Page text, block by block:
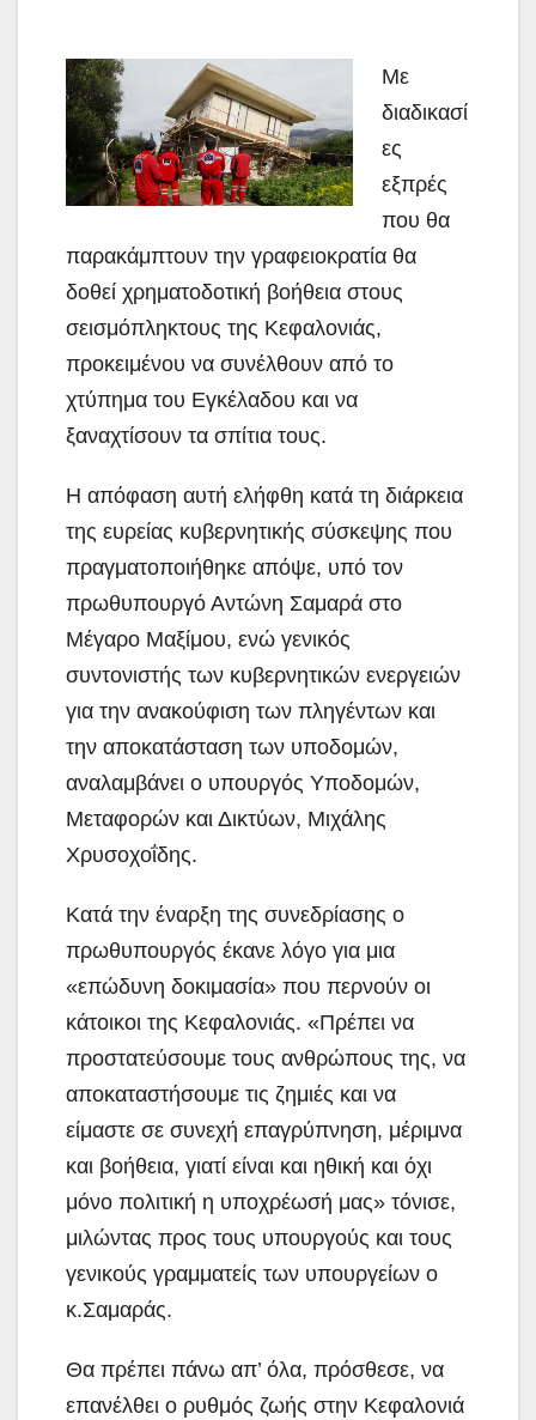
Με
διαδικασί
ες
εξπρές
που θα
παρακάμπτουν την γραφειοκρατία θα
δοθεί χρηματοδοτική βοήθεια στους
σεισμόπληκτους της Κεφαλονιάς,
προκειμένου να συνέλθουν από το
χτύπημα του Εγκέλαδου και να
ξαναχτίσουν τα σπίτια τους.
Η απόφαση αυτή ελήφθη κατά τη διάρκεια
της ευρείας κυβερνητικής σύσκεψης που
πραγματοποιήθηκε απόψε, υπό τον
πρωθυπουργό Αντώνη Σαμαρά στο
Μέγαρο Μαξίμου, ενώ γενικός
συντονιστής των κυβερνητικών ενεργειών
για την ανακούφιση των πληγέντων και
την αποκατάσταση των υποδομών,
αναλαμβάνει ο υπουργός Υποδομών,
Μεταφορών και Δικτύων, Μιχάλης
Χρυσοχοΐδης.
Κατά την έναρξη της συνεδρίασης ο
πρωθυπουργός έκανε λόγο για μια
«επώδυνη δοκιμασία» που περνούν οι
κάτοικοι της Κεφαλονιάς. «Πρέπει να
προστατεύσουμε τους ανθρώπους της, να
αποκαταστήσουμε τις ζημιές και να
είμαστε σε συνεχή επαγρύπνηση, μέριμνα
και βοήθεια, γιατί είναι και ηθική και όχι
μόνο πολιτική η υποχρέωσή μας» τόνισε,
μιλώντας προς τους υπουργούς και τους
γενικούς γραμματείς των υπουργείων ο
κ.Σαμαράς.
Θα πρέπει πάνω απ’ όλα, πρόσθεσε, να
επανέλθει ο ρυθμός ζωής στην Κεφαλονιά